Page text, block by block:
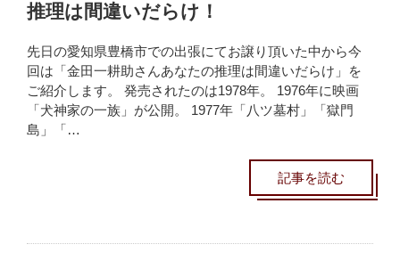
推理は間違いだらけ！
先日の愛知県豊橋市での出張にてお譲り頂いた中から今
回は「金田一耕助さんあなたの推理は間違いだらけ」を
ご紹介します。 発売されたのは1978年。 1976年に映画
「犬神家の一族」が公開。 1977年「八ツ墓村」「獄門
島」「…
記事を読む